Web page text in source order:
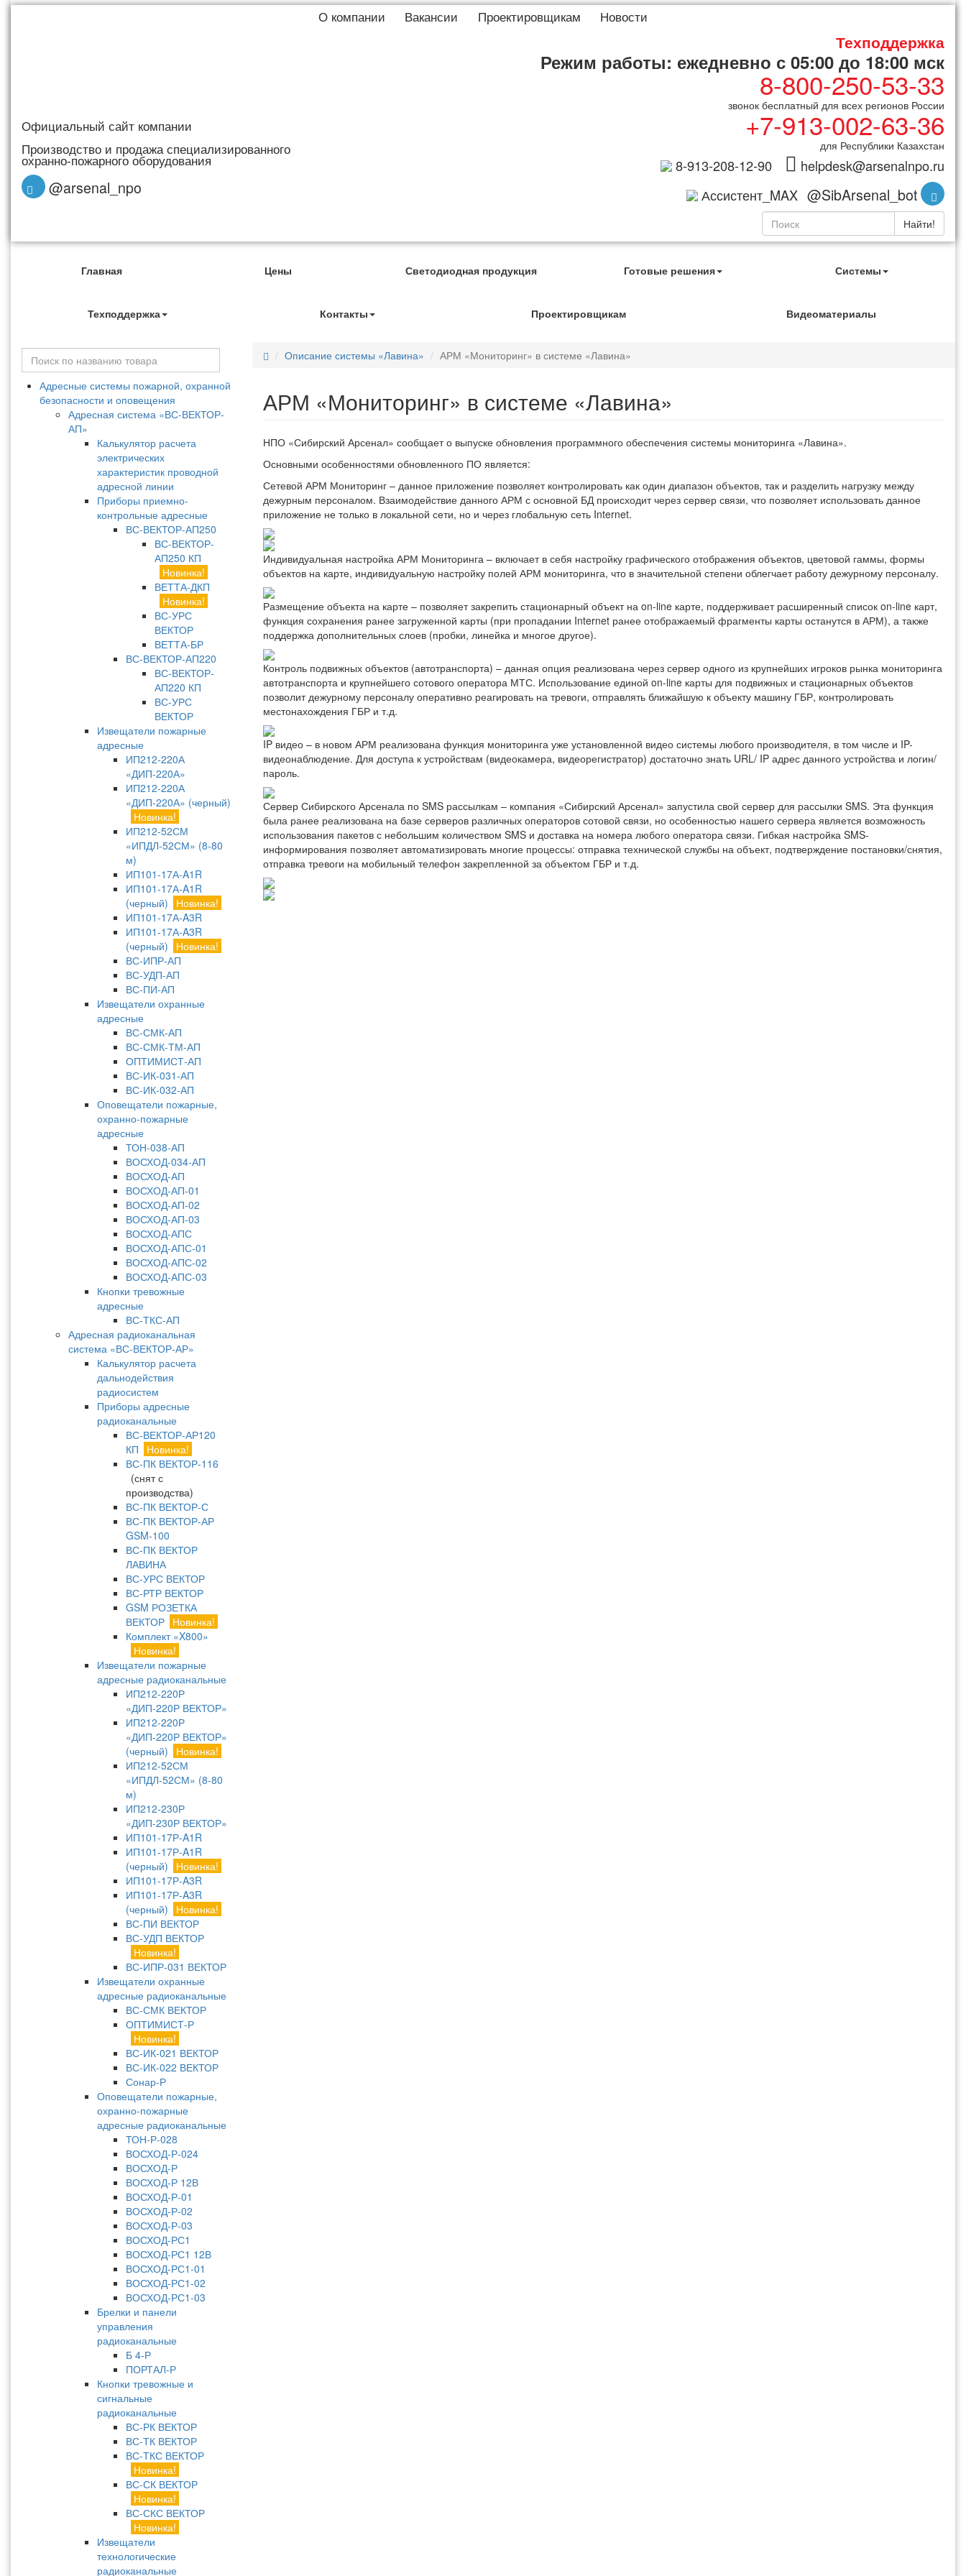
О компании Вакансии Проектировщикам Новости
Официальный сайт компании
Производство и продажа специализированного
охранно-пожарного оборудования
@arsenal_npo
Техподдержка
Режим работы: ежедневно с 05:00 до 18:00 мск
8-800-250-53-33
звонок бесплатный для всех регионов России
+7-913-002-63-36
для Республики Казахстан
8-913-208-12-90
helpdesk@arsenalnpo.ru
Ассистент_MAX @SibArsenal_bot
Найти!
Главная Цены Светодиодная продукция Готовые решения Системы
Техподдержка Контакты Проектировщикам Видеоматериалы
Адресные системы пожарной, охранной
безопасности и оповещения
Адресная система «ВС-ВЕКТОР-
АП»
Калькулятор расчета
электрических
характеристик проводной
адресной линии
Приборы приемно-
контрольные адресные
ВС-ВЕКТОР-АП250
ВС-ВЕКТОР-
АП250 КП
Новинка!
ВЕТТА-ДКП
Новинка!
ВС-УРС
ВЕКТОР
ВЕТТА-БР
ВС-ВЕКТОР-АП220
ВС-ВЕКТОР-
АП220 КП
ВС-УРС
ВЕКТОР
Извещатели пожарные
адресные
ИП212-220А
«ДИП-220А»
ИП212-220А
«ДИП-220А» (черный)
Новинка!
ИП212-52СМ
«ИПДЛ-52СМ» (8-80
м)
ИП101-17А-A1R
ИП101-17А-A1R
(черный)
Новинка!
ИП101-17А-A3R
ИП101-17А-A3R
(черный)
Новинка!
ВС-ИПР-АП
ВС-УДП-АП
ВС-ПИ-АП
Извещатели охранные
адресные
ВС-СМК-АП
ВС-СМК-ТМ-АП
ОПТИМИСТ-АП
ВС-ИК-031-АП
ВС-ИК-032-АП
Оповещатели пожарные,
охранно-пожарные
адресные
ТОН-038-АП
ВОСХОД-034-АП
ВОСХОД-АП
ВОСХОД-АП-01
ВОСХОД-АП-02
ВОСХОД-АП-03
ВОСХОД-АПС
ВОСХОД-АПС-01
ВОСХОД-АПС-02
ВОСХОД-АПС-03
Кнопки тревожные
адресные
ВС-ТКС-АП
Адресная радиоканальная
система «ВС-ВЕКТОР-АР»
Калькулятор расчета
дальнодействия
радиосистем
Приборы адресные
радиоканальные
ВС-ВЕКТОР-АР120
КП
Новинка!
ВС-ПК ВЕКТОР-116
(снят с
производства)
ВС-ПК ВЕКТОР-С
ВС-ПК ВЕКТОР-АР
GSM-100
ВС-ПК ВЕКТОР
ЛАВИНА
ВС-УРС ВЕКТОР
ВС-РТР ВЕКТОР
GSM РОЗЕТКА
ВЕКТОР Новинка!
Комплект «X800»
Новинка!
Извещатели пожарные
адресные радиоканальные
ИП212-220Р
«ДИП-220Р ВЕКТОР»
ИП212-220Р
«ДИП-220Р ВЕКТОР»
(черный)
Новинка!
ИП212-52СМ
«ИПДЛ-52СМ» (8-80
м)
ИП212-230Р
«ДИП-230Р ВЕКТОР»
ИП101-17Р-A1R
ИП101-17Р-A1R
(черный)
Новинка!
ИП101-17Р-A3R
ИП101-17Р-A3R
(черный)
Новинка!
ВС-ПИ ВЕКТОР
ВС-УДП ВЕКТОР
Новинка!
ВС-ИПР-031 ВЕКТОР
Извещатели охранные
адресные радиоканальные
ВС-СМК ВЕКТОР
ОПТИМИСТ-Р
Новинка!
ВС-ИК-021 ВЕКТОР
ВС-ИК-022 ВЕКТОР
Сонар-Р
Оповещатели пожарные,
охранно-пожарные
адресные радиоканальные
ТОН-Р-028
ВОСХОД-Р-024
ВОСХОД-Р
ВОСХОД-Р 12В
ВОСХОД-Р-01
ВОСХОД-Р-02
ВОСХОД-Р-03
ВОСХОД-РС1
ВОСХОД-РС1 12В
ВОСХОД-РС1-01
ВОСХОД-РС1-02
ВОСХОД-РС1-03
Брелки и панели
управления
радиоканальные
Б 4-Р
ПОРТАЛ-Р
Кнопки тревожные и
сигнальные
радиоканальные
ВС-РК ВЕКТОР
ВС-ТК ВЕКТОР
ВС-ТКС ВЕКТОР
Новинка!
ВС-СК ВЕКТОР
Новинка!
ВС-СКС ВЕКТОР
Новинка!
Извещатели
технологические
радиоканальные
Описание системы «Лавина» АРМ «Мониторинг» в системе «Лавина»
АРМ «Мониторинг» в системе «Лавина»
НПО «Сибирский Арсенал» сообщает о выпуске обновления программного обеспечения системы мониторинга «Лавина».
Основными особенностями обновленного ПО является:
Сетевой АРМ Мониторинг – данное приложение позволяет контролировать как один диапазон объектов, так и разделить нагрузку между
дежурным персоналом. Взаимодействие данного АРМ с основной БД происходит через сервер связи, что позволяет использовать данное
приложение не только в локальной сети, но и через глобальную сеть Internet.
Индивидуальная настройка АРМ Мониторинга – включает в себя настройку графического отображения объектов, цветовой гаммы, формы
объектов на карте, индивидуальную настройку полей АРМ мониторинга, что в значительной степени облегчает работу дежурному персоналу.
Размещение объекта на карте – позволяет закрепить стационарный объект на on-line карте, поддерживает расширенный список on-line карт,
функция сохранения ранее загруженной карты (при пропадании Internet ранее отображаемый фрагменты карты останутся в АРМ), а также
поддержка дополнительных слоев (пробки, линейка и многое другое).
Контроль подвижных объектов (автотранспорта) – данная опция реализована через сервер одного из крупнейших игроков рынка мониторинга
автотранспорта и крупнейшего сотового оператора МТС. Использование единой on-line карты для подвижных и стационарных объектов
позволит дежурному персоналу оперативно реагировать на тревоги, отправлять ближайшую к объекту машину ГБР, контролировать
местонахождения ГБР и т.д.
IP видео – в новом АРМ реализована функция мониторинга уже установленной видео системы любого производителя, в том числе и IP-
видеонаблюдение. Для доступа к устройствам (видеокамера, видеорегистратор) достаточно знать URL/ IP адрес данного устройства и логин/
пароль.
Сервер Сибирского Арсенала по SMS рассылкам – компания «Сибирский Арсенал» запустила свой сервер для рассылки SMS. Эта функция
была ранее реализована на базе серверов различных операторов сотовой связи, но особенностью нашего сервера является возможность
использования пакетов с небольшим количеством SMS и доставка на номера любого оператора связи. Гибкая настройка SMS-
информирования позволяет автоматизировать многие процессы: отправка технической службы на объект, подтверждение постановки/снятия,
отправка тревоги на мобильный телефон закрепленной за объектом ГБР и т.д.